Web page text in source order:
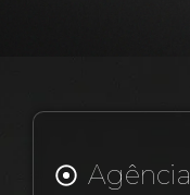
Agência